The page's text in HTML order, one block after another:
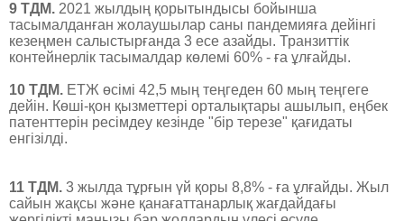
9 ТДМ. 2021 жылдың қорытындысы бойынша
тасымалданған жолаушылар саны пандемияға дейінгі
кезеңмен салыстырғанда 3 есе азайды. Транзиттік
контейнерлік тасымалдар көлемі 60% - ға ұлғайды.
10 ТДМ. ЕТЖ өсімі 42,5 мың теңгеден 60 мың теңгеге
дейін. Көші-қон қызметтері орталықтары ашылып, еңбек
патенттерін ресімдеу кезінде "бір терезе" қағидаты
енгізілді.
11 ТДМ. 3 жылда тұрғын үй қоры 8,8% - ға ұлғайды. Жыл
сайын жақсы және қанағаттанарлық жағдайдағы